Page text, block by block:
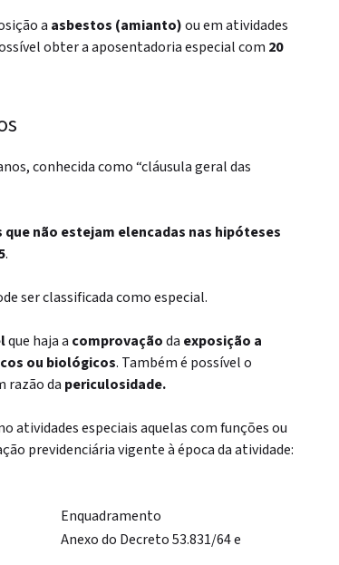
a asbestos (amianto)ou em atividades
obter a aposentadoria especial com 20
conhecida como “cláusula geral das
não estejam elencadas nas hipóteses
.
ser classificada como especial.
que haja a comprovaçãoda exposição a
ou biológicos. Também é possível o
razão da periculosidade.
atividades especiais aquelas com funções ou
previdenciária vigente à época da atividade:
Enquadramento
Anexo do Decreto 53.831/64 e